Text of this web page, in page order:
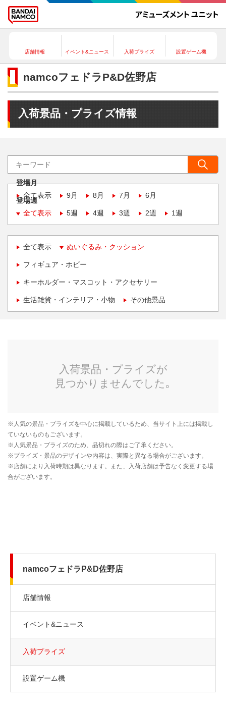
店舗情報 イベント&ニュース 入荷プライズ 設置ゲーム機
namcoフェドラP&D佐野店
入荷景品・プライズ情報
登場月
全て表示
9月 8月 7月 6月
登場週
全て表示
5週 4週 3週 2週 1週
全て表示 ぬいぐるみ・クッション
フィギュア・ホビー
キーホルダー・マスコット・アクセサリー
生活雑貨・インテリア・小物 その他景品
namcoフェドラP&D佐野店
店舗情報
イベント&ニュース
入荷プライズ
設置ゲーム機